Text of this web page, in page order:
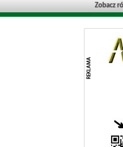
Zobacz